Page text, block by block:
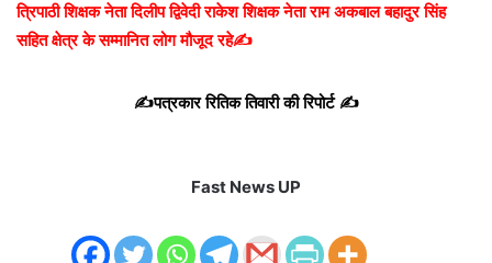
त्रिपाठी शिक्षक नेता दिलीप द्विवेदी राकेश शिक्षक नेता राम अकबाल बहादुर सिंह
सहित क्षेत्र के सम्मानित लोग मौजूद रहे✍️
✍️पत्रकार रितिक तिवारी की रिपोर्ट ✍️
Fast News UP